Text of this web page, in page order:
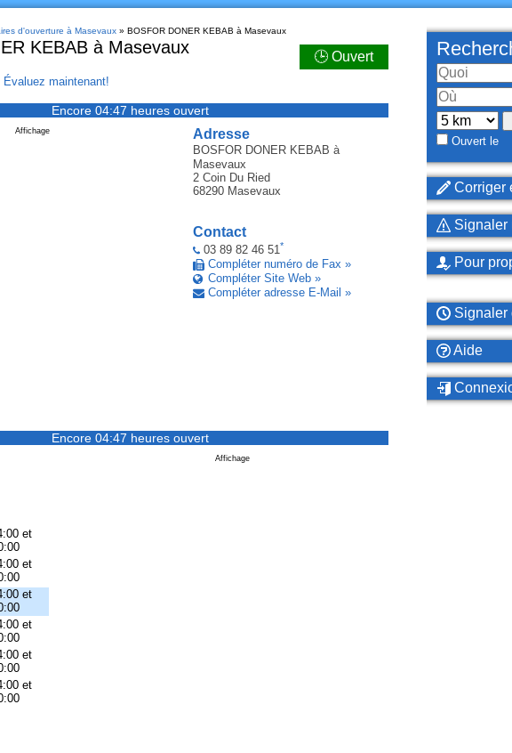
d'ouverture à Masevaux» BOSFOR DONER KEBAB à Masevaux
KEBAB à Masevaux 🕒 Ouvert
Évaluez maintenant!
Encore 04:47 heures ouvert
Adresse
BOSFOR DONER KEBAB à
Masevaux
2 Coin Du Ried
68290 Masevaux
Contact
03 89 82 46 51*
Compléter numéro de Fax »
Compléter Site Web »
Compléter adresse E-Mail »
Affichage
Encore 04:47 heures ouvert
Affichage
et
et
et
et
et
et
Ouvert le
Corriger
Signaler
Pour
Signaler
Aide